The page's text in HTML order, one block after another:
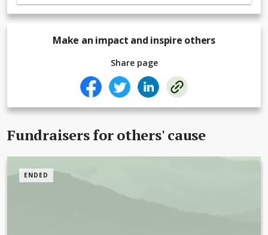
Make an impact and inspire others
Share page
Fundraisers for others' cause
ENDED